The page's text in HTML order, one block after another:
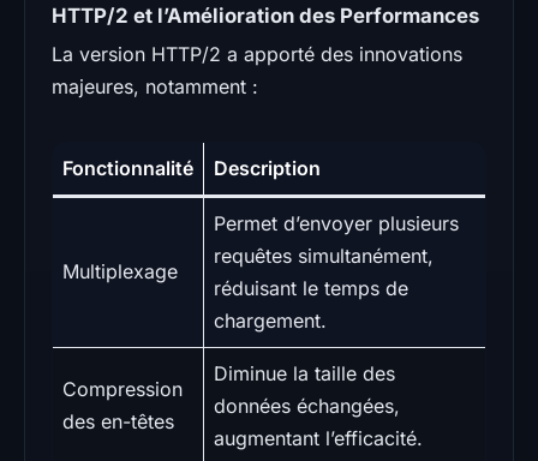
HTTP/2 et l’Amélioration des Performances
La version HTTP/2 a apporté des innovations
majeures, notamment :
Fonctionnalité Description
Multiplexage
Permet d’envoyer plusieurs
requêtes simultanément,
réduisant le temps de
chargement.
Compression
des en-têtes
Diminue la taille des
données échangées,
augmentant l’efficacité.